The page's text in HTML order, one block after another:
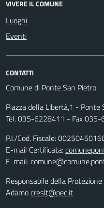
VIVERE IL COMUNE
Luoghi
Eventi
CONTATTI
Comune di Ponte San Pietro
Piazza della Libertà,1 - Ponte
Tel. 035-6228411 - Fax
P.I./Cod. Fiscale:
E-mail Certificata:
E-mail:
Responsabile della
Adamocreslt@pec.it